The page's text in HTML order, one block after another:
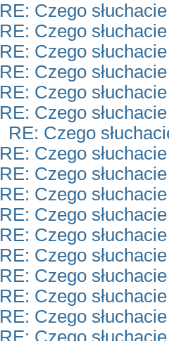
RE: Czego
RE: Czego
RE: Czego
RE: Czego
RE: Czego
RE: Czego
RE: Czego
RE: Czego
RE: Czego
RE: Czego
RE: Czego
RE: Czego
RE: Czego
RE: Czego
RE: Czego
RE: Czego
RE: Czego